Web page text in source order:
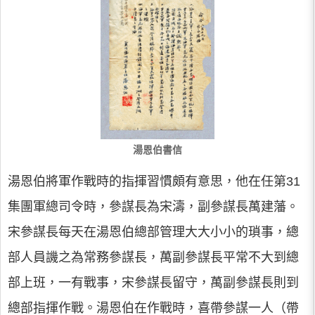
湯恩伯書信
湯恩伯將軍作戰時的指揮習慣頗有意思，他在任第31
集團軍總司令時，參謀長為宋濤，副參謀長萬建藩。
宋參謀長每天在湯恩伯總部管理大大小小的瑣事，總
部人員譏之為常務參謀長，萬副參謀長平常不大到總
部上班，一有戰事，宋參謀長留守，萬副參謀長則到
總部指揮作戰。湯恩伯在作戰時，喜帶參謀一人（帶